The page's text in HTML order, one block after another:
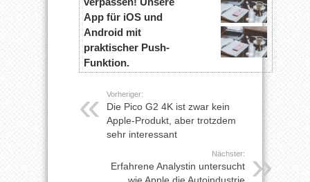
App für iOS und
Android mit
praktischer Push-
Funktion.
Vorheriger:
Die Pico G2 4K ist zwar kein
Apple-Produkt, aber trotzdem
sehr interessant
Nächster:
Erfahrene Analystin untersucht